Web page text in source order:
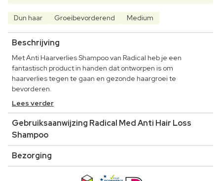
Dun haar Groeibevorderend Medium
Beschrijving
Met Anti Haarverlies Shampoo van Radical heb je een
fantastisch product in handen dat ontworpen is om
haarverlies tegen te gaan en gezonde haargroei te
bevorderen.
Lees verder
Gebruiksaanwijzing Radical Med Anti Hair Loss
Shampoo
Bezorging